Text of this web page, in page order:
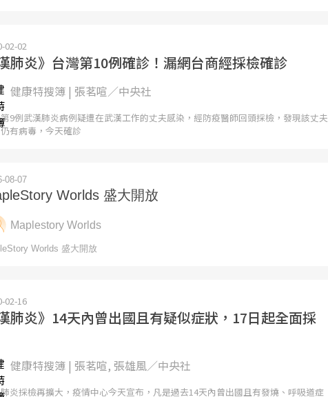
02-02
肺炎》台灣第10例確診！漏網台商經採檢確診
健康特搜簿 | 張茗喧／中央社
9例武漢肺炎病例疑遭在武漢工作的丈夫感染，經防疫醫師回頭採檢，發現該丈夫
有病毒，今天確診
02-16
肺炎》14天內曾出國且有疑似症狀，17日起全面採
健康特搜簿 | 張茗喧, 張雄風／中央社
炎採檢再擴大，疫情中心今天宣布，凡是過去14天內曾出國且有發燒、呼吸道症